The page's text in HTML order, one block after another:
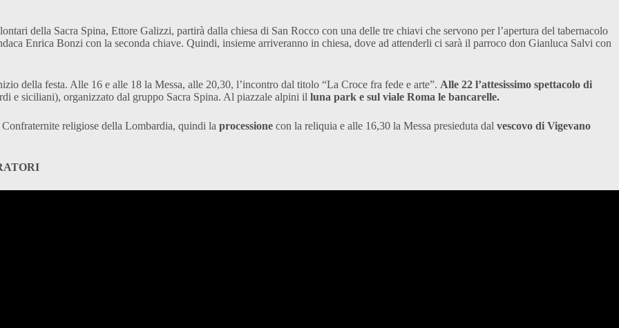
della Sacra Spina, Ettore Galizzi, partirà dalla chiesa di San Rocco con una delle tre chiavi che servono per l’apertura del tabernacolo
Enrica Bonzi con la seconda chiave. Quindi, insieme arriveranno in chiesa, dove ad attenderli ci sarà il parroco don Gianluca Salvi con
della festa. Alle 16 e alle 18 la Messa, alle 20,30, l’incontro dal titolo “La Croce fra fede e arte”. Alle 22 l’attesissimo spettacolo di
e siciliani), organizzato dal gruppo Sacra Spina. Al piazzale alpini il luna park e sul viale Roma le bancarelle.
religiose della Lombardia, quindi la processione con la reliquia e alle 16,30 la Messa presieduta dal vescovo di Vigevano